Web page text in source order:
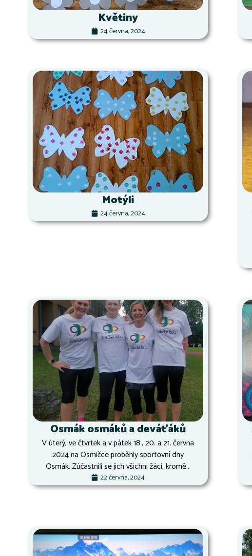
Květiny
24 června, 2024
Motýli
24 června, 2024
Osmák osmáků a deváťáků
V úterý, ve čtvrtek a v pátek 18., 20. a 21. června
2024 na Osmičce proběhly sportovní dny
Osmák. Zúčastnili se jich všichni žáci, kromě...
22 června, 2024